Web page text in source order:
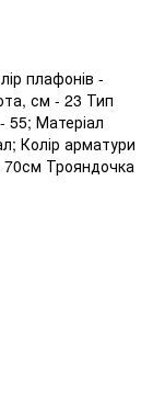
плафонів -
см - 23 Тип
Матеріал
Колір арматури
Трояндочка